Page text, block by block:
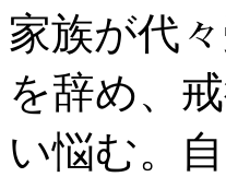
家族が代
を辞め、
い悩む。